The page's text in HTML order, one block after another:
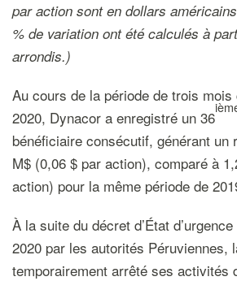
par action sont en dollars
% de variation ont été calculés à
arrondis.)
Au cours de la période de trois
2020, Dynacor a enregistré un 36
bénéficiaire consécutif, générant un
M$ (0,06 $ par action), comparé à
action) pour la même période de
À la suite du décret d’État
2020 par les autorités Péruviennes,
temporairement arrêté ses activités